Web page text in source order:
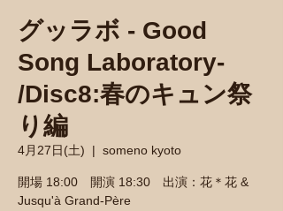
グッラボ - Good
Song Laboratory-
/Disc8:春のキュン祭
り編
4月27日(土)
  |
someno kyoto
開場 18:00 開演 18:30 出演：花＊花 &
Jusqu'à Grand-Père